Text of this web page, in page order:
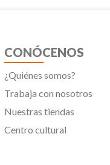
CONÓCENOS
¿Quiénes somos?
Trabaja con nosotros
Nuestras tiendas
Centro cultural